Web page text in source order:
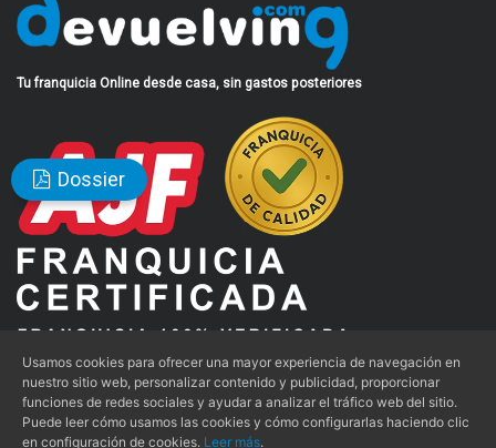
Tu franquicia Online desde casa, sin gastos posteriores
Aviso Legal | Condiciones de Uso | Política de Privacidad |
Dossier
Usamos cookies para ofrecer una mayor experiencia de navegación en
nuestro sitio web, personalizar contenido y publicidad, proporcionar
funciones de redes sociales y ayudar a analizar el tráfico web del sitio.
Puede leer cómo usamos las cookies y cómo configurarlas haciendo clic
en configuración de cookies. Leer más.